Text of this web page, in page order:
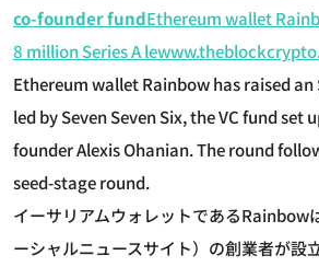
co-founder fundEthereum wallet
8 million Series A
Ethereum wallet Rainbow has raised an
led by Seven Seven Six, the VC fund set
founder Alexis Ohanian. The round
seed-stage round.
イーサリアムウォレットであるRainbow
ーシャルニュースサイト）の創業者が設